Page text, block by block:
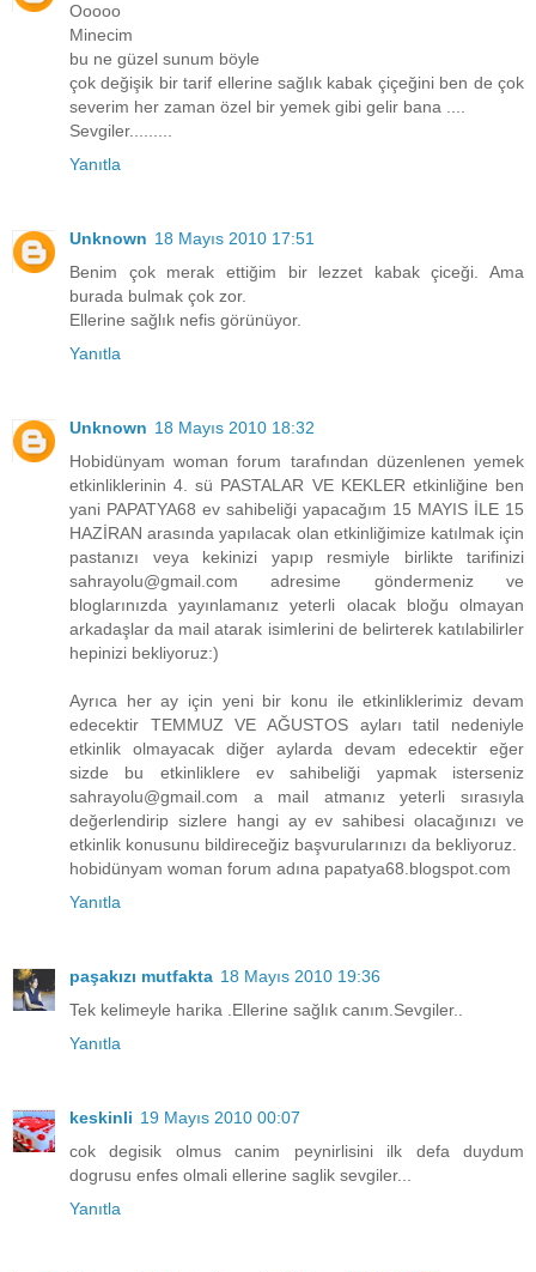
Ooooo
Minecim
bu ne güzel sunum böyle
çok değişik bir tarif ellerine sağlık kabak çiçeğini ben de çok
severim her zaman özel bir yemek gibi gelir bana ....
Sevgiler.........
Yanıtla
Unknown 18 Mayıs 2010 17:51
Benim çok merak ettiğim bir lezzet kabak çiceği. Ama
burada bulmak çok zor.
Ellerine sağlık nefis görünüyor.
Yanıtla
Unknown 18 Mayıs 2010 18:32
Hobidünyam woman forum tarafından düzenlenen yemek
etkinliklerinin 4. sü PASTALAR VE KEKLER etkinliğine ben
yani PAPATYA68 ev sahibeliği yapacağım 15 MAYIS İLE 15
HAZİRAN arasında yapılacak olan etkinliğimize katılmak için
pastanızı veya kekinizi yapıp resmiyle birlikte tarifinizi
sahrayolu@gmail.com adresime göndermeniz ve
bloglarınızda yayınlamanız yeterli olacak bloğu olmayan
arkadaşlar da mail atarak isimlerini de belirterek katılabilirler
hepinizi bekliyoruz:)
Ayrıca her ay için yeni bir konu ile etkinliklerimiz devam
edecektir TEMMUZ VE AĞUSTOS ayları tatil nedeniyle
etkinlik olmayacak diğer aylarda devam edecektir eğer
sizde bu etkinliklere ev sahibeliği yapmak isterseniz
sahrayolu@gmail.com a mail atmanız yeterli sırasıyla
değerlendirip sizlere hangi ay ev sahibesi olacağınızı ve
etkinlik konusunu bildireceğiz başvurularınızı da bekliyoruz.
hobidünyam woman forum adına papatya68.blogspot.com
Yanıtla
paşakızı mutfakta 18 Mayıs 2010 19:36
Tek kelimeyle harika .Ellerine sağlık canım.Sevgiler..
Yanıtla
keskinli 19 Mayıs 2010 00:07
cok degisik olmus canim peynirlisini ilk defa duydum
dogrusu enfes olmali ellerine saglik sevgiler...
Yanıtla